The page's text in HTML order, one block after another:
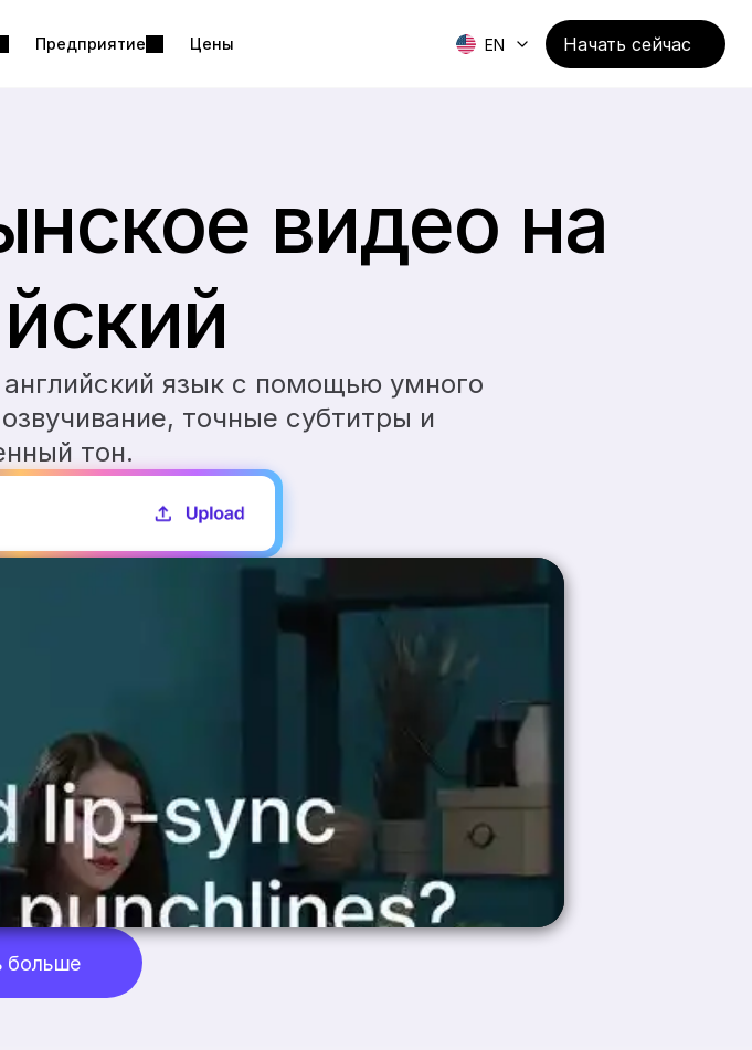
Предприятие Цены EN Начать сейчас
видео на
язык с помощью умного
точные субтитры и
тон.
больше